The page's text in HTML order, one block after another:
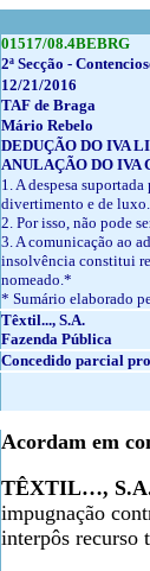
01517/08.4BEBRG
2ª Secção -
12/21/2016
TAF de Braga
Mário Rebelo
DEDUÇÃO DO IVA
ANULAÇÃO DO IVA
1. A despesa
divertimento e de luxo.
2. Por isso, não pode
3. A comunicação ao
insolvência constitui
nomeado.*
* Sumário elaborado
Têxtil..., S.A.
Fazenda Pública
Concedido parcial
Acordam em
TÊXTIL…,
impugnação
interpôs recurso